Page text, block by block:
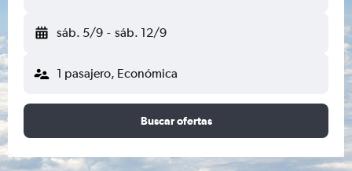
sáb. 5/9 - sáb. 12/9
1 pasajero, Económica
Buscar ofertas